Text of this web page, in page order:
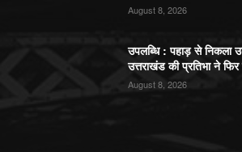
August 8, 2026
उपलब्धि : पहाड़ से निकला
उत्तराखंड की प्रतिभा ने
August 8, 2026